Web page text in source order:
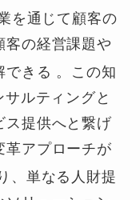
を通じて顧客の
客の経営課題や
できる 。この知
ルティングと
ス提供へと繋げ
革アプローチが
、単なる人財提